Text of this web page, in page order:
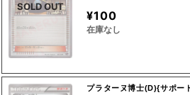
SOLD OUT
¥100
在庫なし
プラターヌ博士(D){サポー